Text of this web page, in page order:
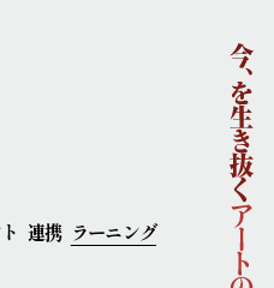
国際芸術祭「あいち2022」企画概要
企画体制
協賛
ニュース
イベント
アーティスト
ラーニング
連携 ラーニング